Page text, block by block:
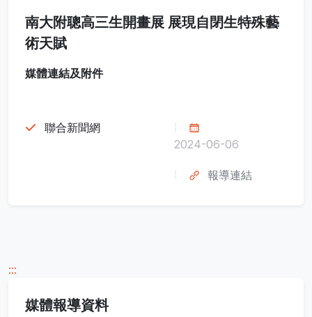
南大附聰高三生開畫展 展現自閉生特殊藝
術天賦
媒體連結及附件
聯合新聞網
2024-06-06
報導連結
:::
媒體報導資料